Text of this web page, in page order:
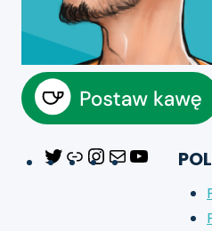
Twitter
LinkInstagram
Mail YouTube